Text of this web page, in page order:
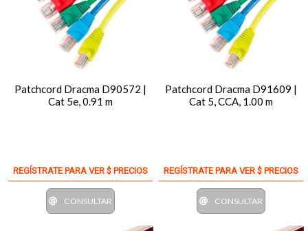
Patchcord Dracma D90572 |
Cat 5e, 0.91 m
REGÍSTRATE PARA VER $ PRECIOS
CONSULTAR
Patchcord Dracma D91609 |
Cat 5, CCA, 1.00 m
REGÍSTRATE PARA VER $ PRECIOS
CONSULTAR